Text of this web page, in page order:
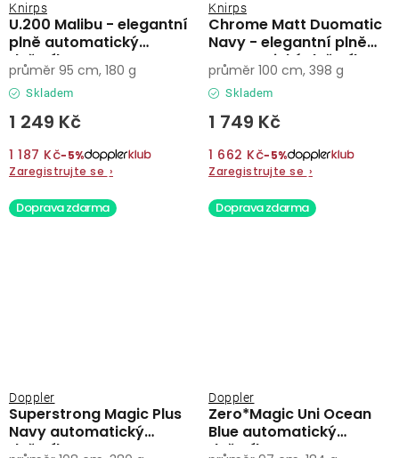
U.200 Malibu - elegantní
plně automatický
deštník
Knirps
Skladem
1 249 Kč
1 187 Kč−5%
Zaregistrujte se ›
průměr 95 cm, 180 g
Chrome Matt Duomatic
Navy - elegantní plně
automatický deštník
Knirps
Skladem
1 749 Kč
1 662 Kč−5%
Zaregistrujte se ›
průměr 100 cm, 398 g
Doprava zdarma
Superstrong Magic Plus
Navy automatický
deštník
Doppler
Doprava zdarma
Zero*Magic Uni Ocean
Blue automatický
deštník
Doppler